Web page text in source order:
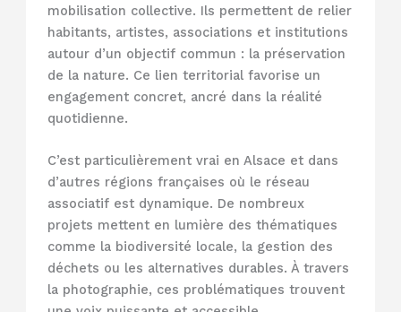
mobilisation collective. Ils permettent de relier
habitants, artistes, associations et institutions
autour d’un objectif commun : la préservation
de la nature. Ce lien territorial favorise un
engagement concret, ancré dans la réalité
quotidienne.
C’est particulièrement vrai en Alsace et dans
d’autres régions françaises où le réseau
associatif est dynamique. De nombreux
projets mettent en lumière des thématiques
comme la biodiversité locale, la gestion des
déchets ou les alternatives durables. À travers
la photographie, ces problématiques trouvent